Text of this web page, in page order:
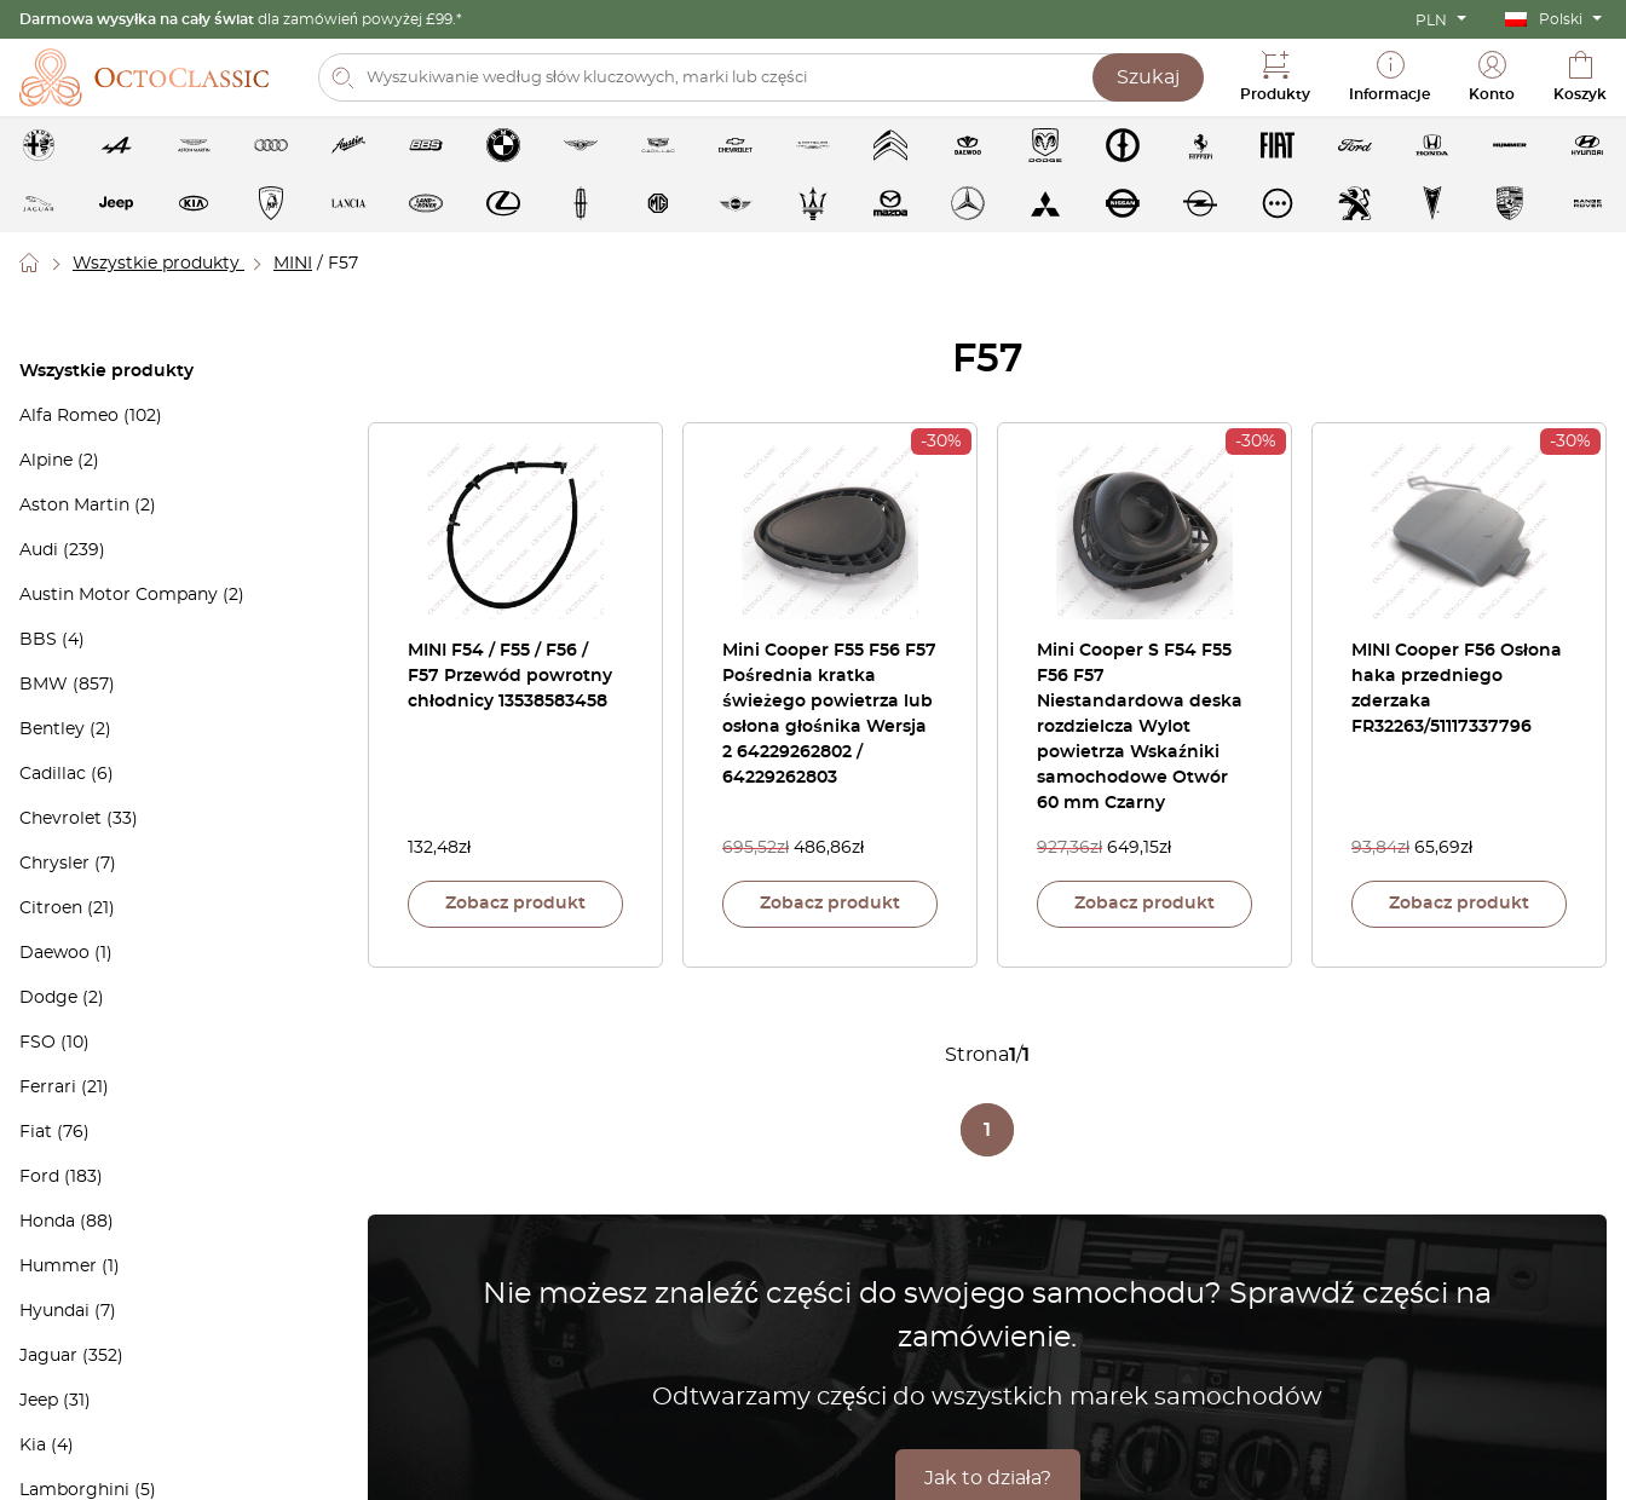
Darmowa wysyłka na cały świat dla zamówień powyżej £99.* PLN Polski
Szukaj
Produkty Informacje Konto Koszyk
Wszystkie produkty MINI / F57
Wszystkie produkty
Alfa Romeo (102)
Alpine (2)
Aston Martin (2)
Audi (239)
Austin Motor Company (2)
BBS (4)
BMW (857)
Bentley (2)
Cadillac (6)
Chevrolet (33)
Chrysler (7)
Citroen (21)
Daewoo (1)
Dodge (2)
FSO (10)
Ferrari (21)
Fiat (76)
Ford (183)
Honda (88)
Hummer (1)
Hyundai (7)
Jaguar (352)
Jeep (31)
Kia (4)
Lamborghini (5)
F57
MINI F54 / F55 / F56 /
F57 Przewód powrotny
chłodnicy 13538583458
132,48zł
Zobacz produkt
-30%
Mini Cooper F55 F56 F57
Pośrednia kratka
świeżego powietrza lub
osłona głośnika Wersja
2 64229262802 /
64229262803
695,52zł 486,86zł
Zobacz produkt
-30%
Mini Cooper S F54 F55
F56 F57
Niestandardowa deska
rozdzielcza Wylot
powietrza Wskaźniki
samochodowe Otwór
60 mm Czarny
927,36zł 649,15zł
Zobacz produkt
-30%
MINI Cooper F56 Osłona
haka przedniego
zderzaka
FR32263/51117337796
93,84zł 65,69zł
Zobacz produkt
Strona1/1
1
Nie możesz znaleźć części do swojego samochodu? Sprawdź części na
zamówienie.
Odtwarzamy części do wszystkich marek samochodów
Jak to działa?